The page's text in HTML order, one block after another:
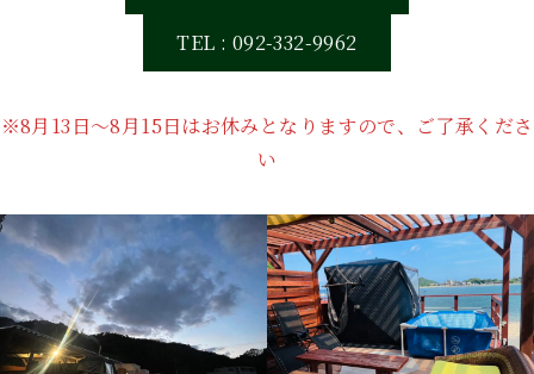
TEL : 092-332-9962
※8月13日～8月15日はお休みとなりますので、ご了承くださ
い